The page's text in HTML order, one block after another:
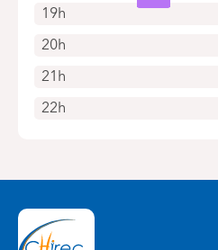
19h
20h
21h
22h